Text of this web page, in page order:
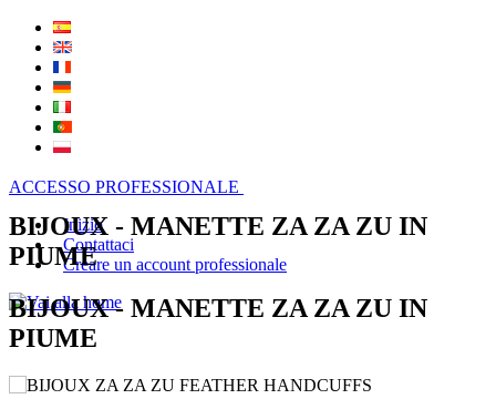
ACCESSO PROFESSIONALE
Inizio
Contattaci
Creare un account professionale
BIJOUX - MANETTE ZA ZA ZU IN
PIUME
BIJOUX - MANETTE ZA ZA ZU IN
PIUME